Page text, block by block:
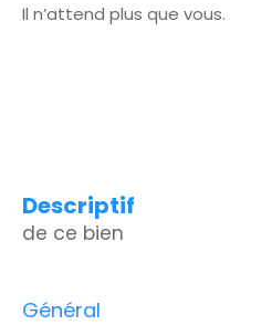
Il n’attend plus que vous.
descriptif
de ce bien
Général